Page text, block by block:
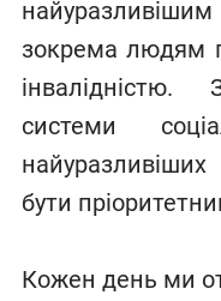
зокрема людям
інвалідністю.
системи
бути
Кожен день ми